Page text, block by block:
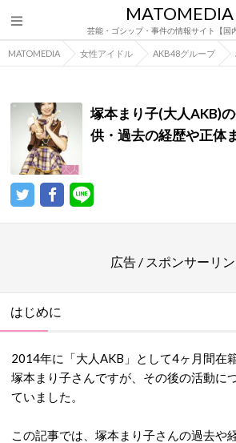
MATOMEDIA
芸能・ゴシップ・事件の情報サイト【国
MATOMEDIA 女性アイドル AKB48グループ
塚本まり子(大人AKB)
供・過去の経歴や正体
広告 / スポンサーリ
はじめに
2014年に「大人AKB」として4ヶ月間在
塚本まり子さんですが、その後の活動に
ていました。
この記事では、塚本まり子さんの過去や